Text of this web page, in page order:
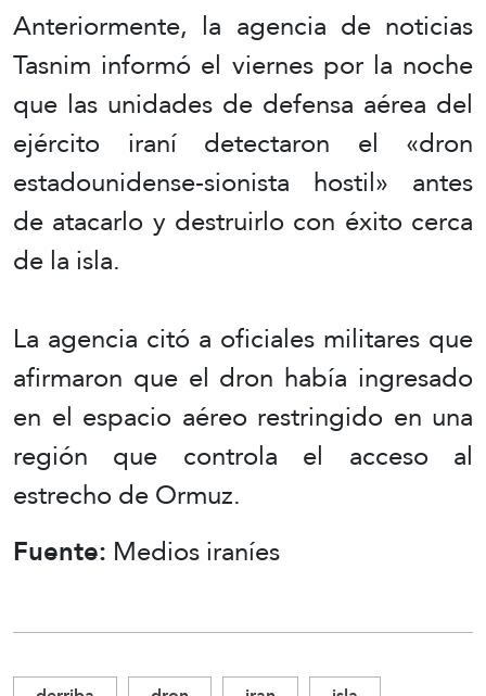
Anteriormente, la agencia de noticias
Tasnim informó el viernes por la noche
que las unidades de defensa aérea del
ejército iraní detectaron el «dron
estadounidense-sionista hostil» antes
de atacarlo y destruirlo con éxito cerca
de la isla.
La agencia citó a oficiales militares que
afirmaron que el dron había ingresado
en el espacio aéreo restringido en una
región que controla el acceso al
estrecho de Ormuz.
Fuente: Medios iraníes